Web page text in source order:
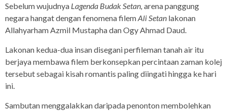
Sebelum wujudnya Lagenda Budak Setan, arena panggung
negara hangat dengan fenomena filemAli Setan lakonan
Allahyarham Azmil Mustapha dan Ogy Ahmad Daud.
Lakonan kedua-dua insan disegani perfileman tanah air itu
berjaya membawa filem berkonsepkan percintaan zaman kolej
tersebut sebagai kisah romantis paling diingati hingga ke hari
ini.
Sambutan menggalakkan daripada penonton membolehkan